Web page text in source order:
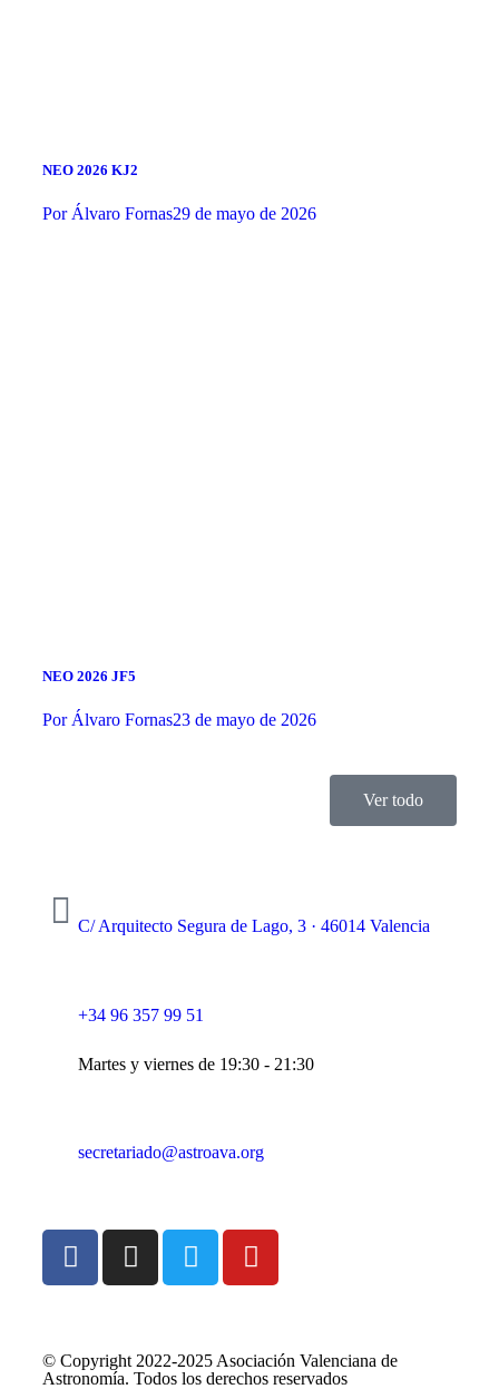
NEO 2026 KJ2
Por Álvaro Fornas29 de mayo de 2026
NEO 2026 JF5
Por Álvaro Fornas23 de mayo de 2026
Ver todo
C/ Arquitecto Segura de Lago, 3 · 46014 Valencia
+34 96 357 99 51
Martes y viernes de 19:30 - 21:30
secretariado@astroava.org
© Copyright 2022-2025 Asociación Valenciana de
Astronomía. Todos los derechos reservados